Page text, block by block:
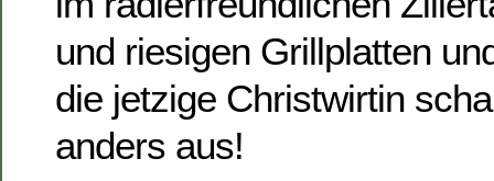
und riesigen Grillplatten
die jetzige Christwirtin
anders aus!